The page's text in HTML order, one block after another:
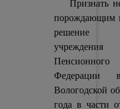
Признать
порождающим
решение
Федерации
Вологодской
года в части